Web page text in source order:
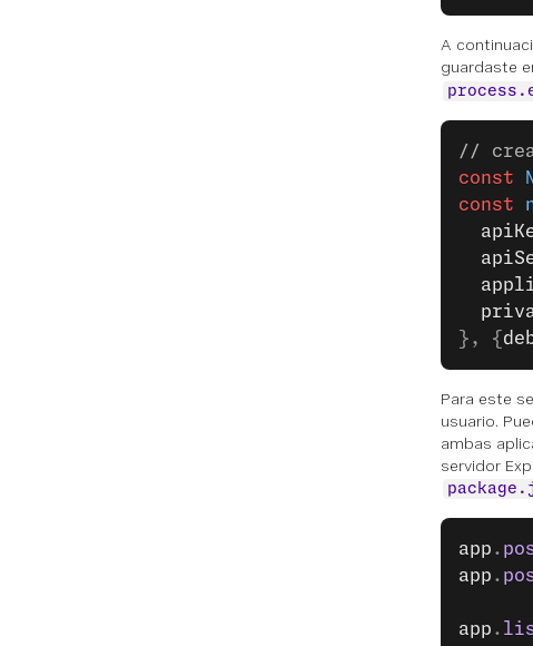
A
guardaste
//
const
const
}, {
Para este
usuario.
ambas
servidor
app .
app .
app .